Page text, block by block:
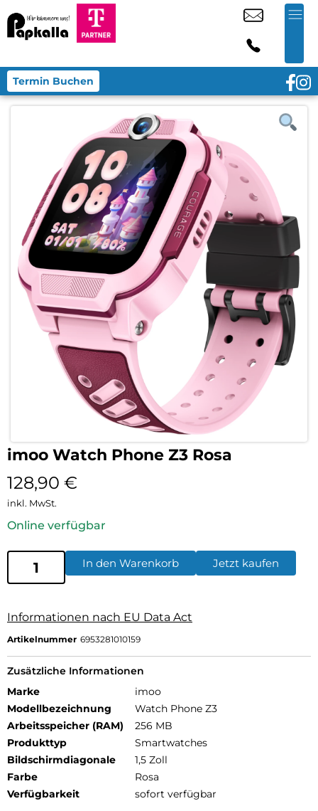
Termin Buchen
imoo Watch Phone Z3 Rosa
128,90 €
inkl. MwSt.
Online verfügbar
In den Warenkorb Jetzt kaufen
Informationen nach EU Data Act
Artikelnummer 6953281010159
Zusätzliche Informationen
Marke
imoo
Modellbezeichnung
Watch Phone Z3
Arbeitsspeicher (RAM)
256 MB
Produkttyp
Smartwatches
Bildschirmdiagonale
1,5 Zoll
Farbe
Rosa
Verfügbarkeit
sofort verfügbar